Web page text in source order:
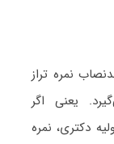
نمره تراز
یعنی اگر
دکتری، نمره